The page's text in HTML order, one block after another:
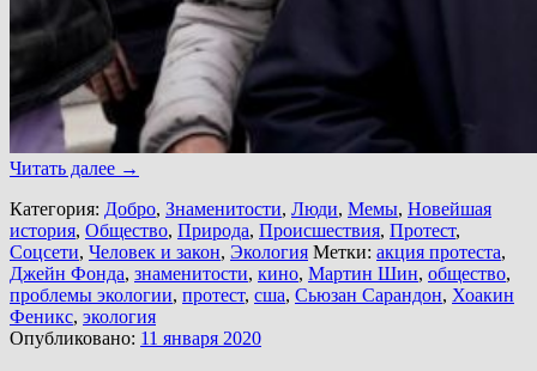
Читать далее →
Категория: Добро, Знаменитости, Люди, Мемы, Новейшая
история, Общество, Природа, Происшествия, Протест,
Соцсети, Человек и закон, Экология Метки: акция протеста,
Джейн Фонда, знаменитости, кино, Мартин Шин, общество,
проблемы экологии, протест, сша, Сьюзан Сарандон, Хоакин
Феникс, экология
Опубликовано: 11 января 2020